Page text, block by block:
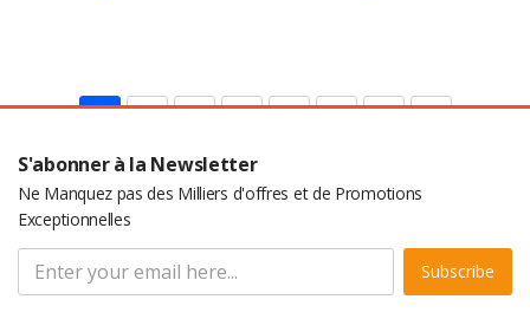
S'abonner à la Newsletter
Ne Manquez pas des Milliers d'offres et de Promotions
Exceptionnelles
Subscribe